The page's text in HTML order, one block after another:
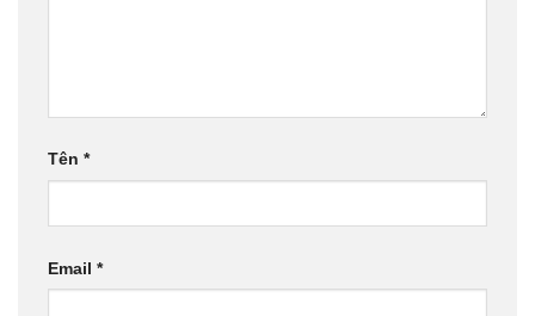
Tên *
Email *